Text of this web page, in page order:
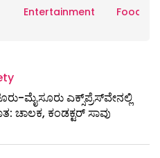
Entertainment Food
ಮೈಸೂರು ಎಕ್ಸ್​ಪ್ರೆಸ್‌ವೇನಲ್ಲಿ
ಚಾಲಕ, ಕಂಡಕ್ಟರ್ ಸಾವು